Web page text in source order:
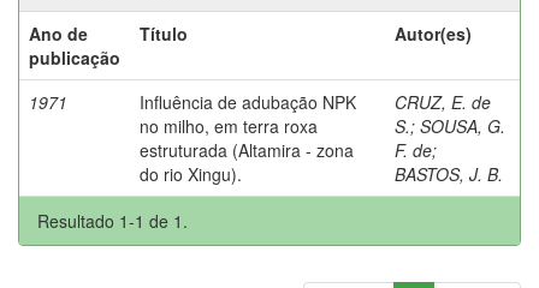
Ano de
publicação
Título Autor(es)
1971
Influência de adubação NPK
no milho, em terra roxa
estruturada (Altamira - zona
do rio Xingu).
CRUZ, E. de
S.; SOUSA, G.
F. de;
BASTOS, J. B.
Resultado 1-1 de 1.